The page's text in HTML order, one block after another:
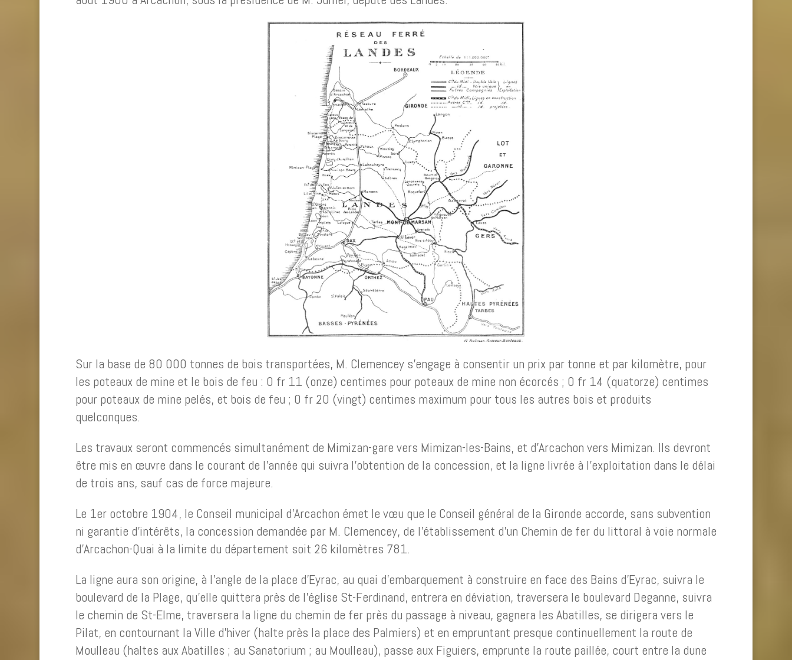
Sur la base de 80 000 tonnes de bois transportées, M. Clemencey s’engage à consentir un prix par tonne et par kilomètre, pour
les poteaux de mine et le bois de feu : 0 fr 11 (onze) centimes pour poteaux de mine non écorcés ; 0 fr 14 (quatorze) centimes
pour poteaux de mine pelés, et bois de feu ; 0 fr 20 (vingt) centimes maximum pour tous les autres bois et produits
quelconques.
Les travaux seront commencés simultanément de Mimizan-gare vers Mimizan-les-Bains, et d’Arcachon vers Mimizan. Ils devront
être mis en œuvre dans le courant de l’année qui suivra l’obtention de la concession, et la ligne livrée à l’exploitation dans le délai
de trois ans, sauf cas de force majeure.
Le 1er octobre 1904, le Conseil municipal d’Arcachon émet le vœu que le Conseil général de la Gironde accorde, sans subvention
ni garantie d’intérêts, la concession demandée par M. Clemencey, de l’établissement d’un Chemin de fer du littoral à voie normale
d’Arcachon-Quai à la limite du département soit 26 kilomètres 781.
La ligne aura son origine, à l’angle de la place d’Eyrac, au quai d’embarquement à construire en face des Bains d’Eyrac, suivra le
boulevard de la Plage, qu’elle quittera près de l’église St-Ferdinand, entrera en déviation, traversera le boulevard Deganne, suivra
le chemin de St-Elme, traversera la ligne du chemin de fer près du passage à niveau, gagnera les Abatilles, se dirigera vers le
Pilat, en contournant la Ville d’hiver (halte près la place des Palmiers) et en empruntant presque continuellement la route de
Moulleau (haltes aux Abatilles ; au Sanatorium ; au Moulleau), passe aux Figuiers, emprunte la route paillée, court entre la dune